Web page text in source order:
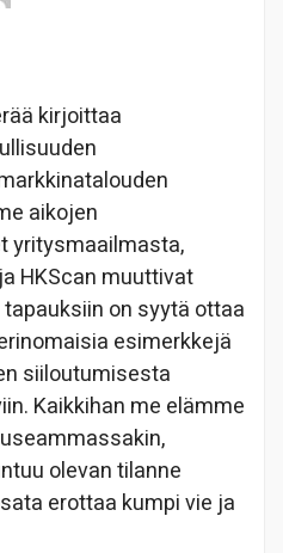
kirjoittaa
aikojen
yritysmaailmasta,
HKScan muuttivat
on syytä ottaa
esimerkkejä
siiloutumisesta
Kaikkihan me elämme
olevan tilanne
erottaa kumpi vie ja